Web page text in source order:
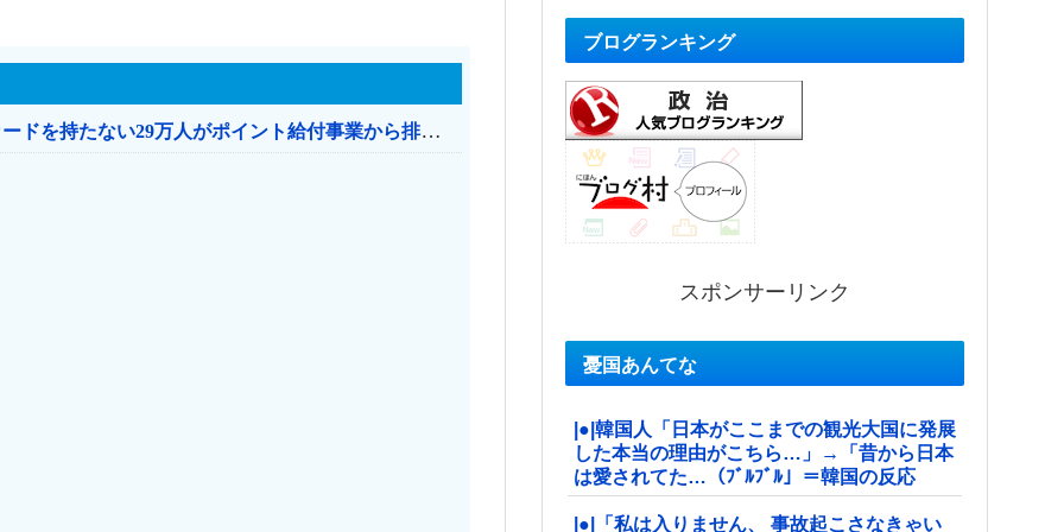
共産党「これは酷い…京都市でマイナンバーカードを持たない29万人がポイント給付事業から排除された」
ブログランキング
スポンサーリンク
憂国あんてな
|●|韓国人「日本がここまでの観光大国に発展
した本当の理由がこちら…」→「昔から日本
は愛されてた…（ﾌﾞﾙﾌﾞﾙ」＝韓国の反応
|●|「私は入りません、 事故起こさなきゃい